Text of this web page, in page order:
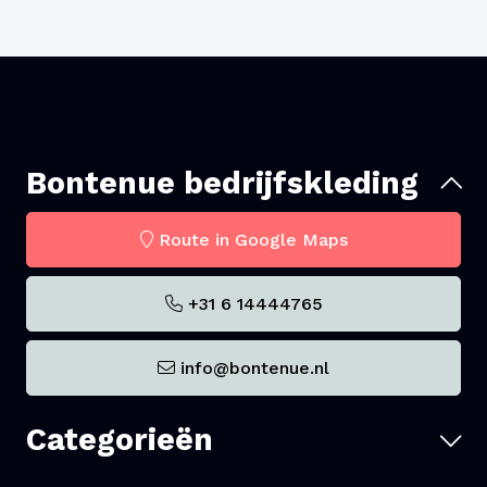
Bontenue bedrijfskleding
Route in Google Maps
+31 6 14444765
info@bontenue.nl
Categorieën